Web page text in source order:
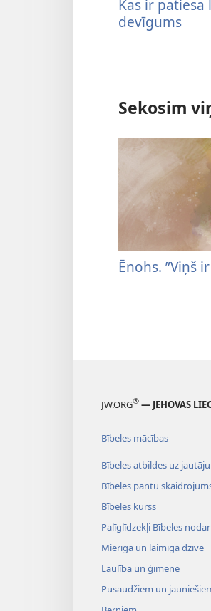
Kas ir patiesa
devīgums
Sekosim
Ēnohs. ”Viņš
JW.ORG® — JEHOVAS
Bībeles mācības
Bībeles atbildes uz
Bībeles pantu
Bībeles kurss
Palīglīdzekļi Bībeles
Mierīga un laimīga dzīve
Laulība un ģimene
Pusaudžiem un